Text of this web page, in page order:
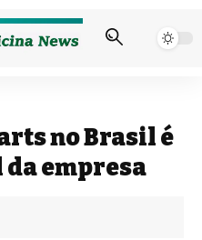
no Brasil é
empresa